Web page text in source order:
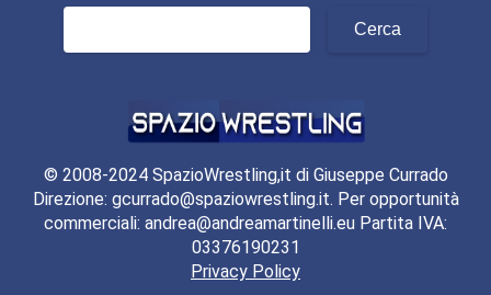
Ricerca
© 2008-2024 SpazioWrestling,it di Giuseppe Currado
Direzione: gcurrado@spaziowrestling.it. Per opportunità
commerciali: andrea@andreamartinelli.eu Partita IVA:
03376190231
Privacy Policy